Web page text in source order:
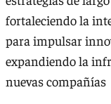
fortaleciendo la
para impulsar
expandiendo la
nuevas compañías